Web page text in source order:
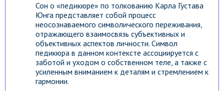
Сон о «педикюре» по толкованию Карла Густава
Юнга представляет собой процесс
неосознаваемого символического переживания,
отражающего взаимосвязь субъективных и
объективных аспектов личности. Символ
педикюра в данном контексте ассоциируется с
заботой и уходом о собственном теле, а также с
усиленным вниманием к деталям и стремлением к
гармонии.